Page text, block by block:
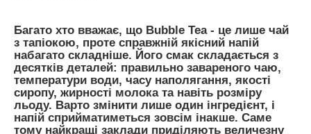
Багато хто вважає, що Bubble Tea - це лише чай
з тапіокою, проте справжній якісний напій
набагато складніше. Його смак складається з
десятків деталей: правильно завареного чаю,
температури води, часу наполягання, якості
сиропу, жирності молока та навіть розміру
льоду. Варто змінити лише один інгредієнт, і
напій сприйматиметься зовсім інакше. Саме
тому найкращі заклади приділяють величезну